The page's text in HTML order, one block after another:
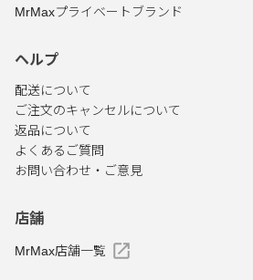
MrMaxプライベートブランド
ヘルプ
配送について
ご注文のキャンセルについて
返品について
よくあるご質問
お問い合わせ・ご意見
店舗
MrMax店舗一覧